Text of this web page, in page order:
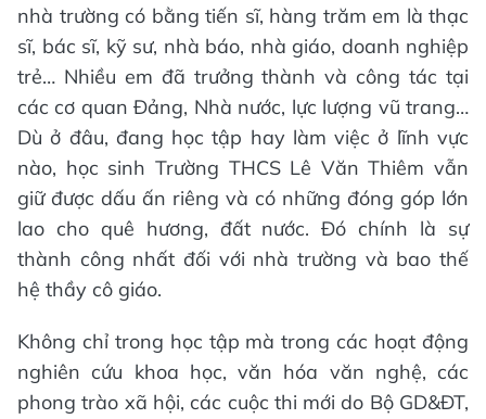
nhà trường có bằng tiến sĩ, hàng trăm em là thạc
sĩ, bác sĩ, kỹ sư, nhà báo, nhà giáo, doanh nghiệp
trẻ… Nhiều em đã trưởng thành và công tác tại
các cơ quan Đảng, Nhà nước, lực lượng vũ trang…
Dù ở đâu, đang học tập hay làm việc ở lĩnh vực
nào, học sinh Trường THCS Lê Văn Thiêm vẫn
giữ được dấu ấn riêng và có những đóng góp lớn
lao cho quê hương, đất nước. Đó chính là sự
thành công nhất đối với nhà trường và bao thế
hệ thầy cô giáo.
Không chỉ trong học tập mà trong các hoạt động
nghiên cứu khoa học, văn hóa văn nghệ, các
phong trào xã hội, các cuộc thi mới do Bộ GD&ĐT,